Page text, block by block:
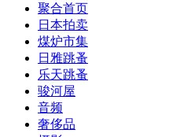
聚合首页
日本拍卖
煤炉市集
日雅跳蚤
乐天跳蚤
骏河屋
音频
奢侈品